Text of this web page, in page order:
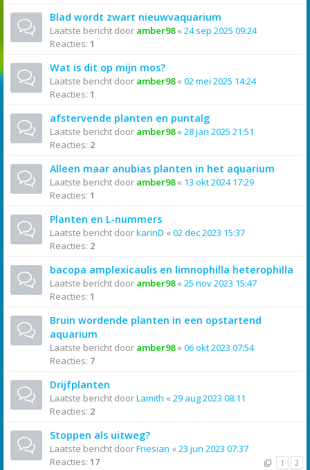
Blad wordt zwart nieuwvaquarium
Laatste bericht door amber98« 24 sep 2025 09:24
Reacties: 1
Wat is dit op mijn mos?
Laatste bericht door amber98« 02 mei 2025 14:24
Reacties: 1
afstervende planten en puntalg
Laatste bericht door amber98« 28 jan 2025 21:51
Reacties: 2
Alleen maar anubias planten in het aquarium
Laatste bericht door amber98« 13 okt 2024 17:29
Reacties: 1
Planten en L-nummers
Laatste bericht doorkarinD « 02 dec 2023 15:37
Reacties: 2
bacopa amplexicaulis en limnophilla heterophilla
Laatste bericht door amber98« 25 nov 2023 15:47
Reacties: 1
Bruin wordende planten in een opstartend
aquarium
Laatste bericht door amber98« 06 okt 2023 07:54
Reacties: 7
Drijfplanten
Laatste bericht doorLamith « 29 aug 2023 08:11
Reacties: 2
Stoppen als uitweg?
Laatste bericht doorFriesian « 23 jun 2023 07:37
Reacties: 17 1 2